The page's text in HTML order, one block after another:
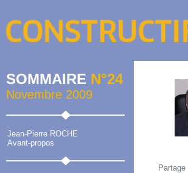
SOMMAIRE N°24
Novembre 2009
Jean-Pierre ROCHE
Avant-propos
Partage